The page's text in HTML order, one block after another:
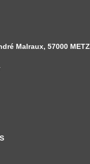
Malraux, 57000 METZ